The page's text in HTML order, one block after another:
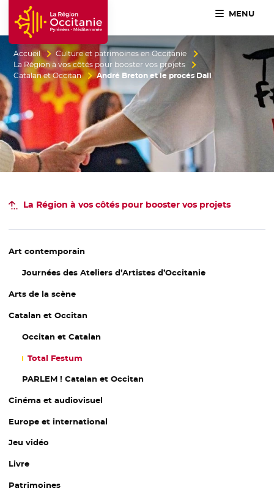
Accueil Région Occitanie / Pyrénées-Méditerranée
MENU
Accueil
Culture et patrimoines en Occitanie
La Région à vos côtés pour booster vos projets
Catalan et Occitan
André Breton et le procés Dali
La Région à vos côtés pour booster vos projets
Art contemporain
Journées des Ateliers d’Artistes d’Occitanie
Arts de la scène
Catalan et Occitan
Occitan et Catalan
Total Festum
PARLEM ! Catalan et Occitan
Cinéma et audiovisuel
Europe et international
Jeu vidéo
Livre
Patrimoines